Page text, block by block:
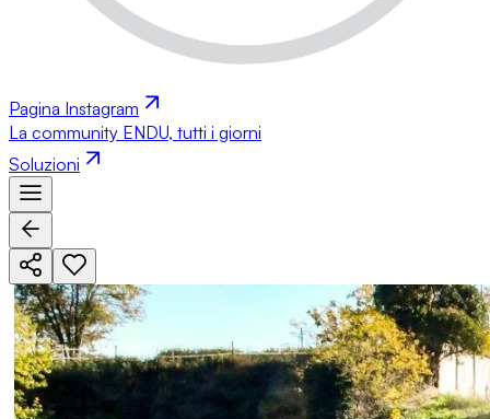
Pagina Instagram
La community ENDU, tutti i giorni
Soluzioni